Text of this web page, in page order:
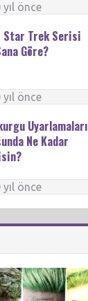
yıl önce
Star Trek Serisi
Göre?
yıl önce
Uyarlamaları
Ne Kadar
yıl önce